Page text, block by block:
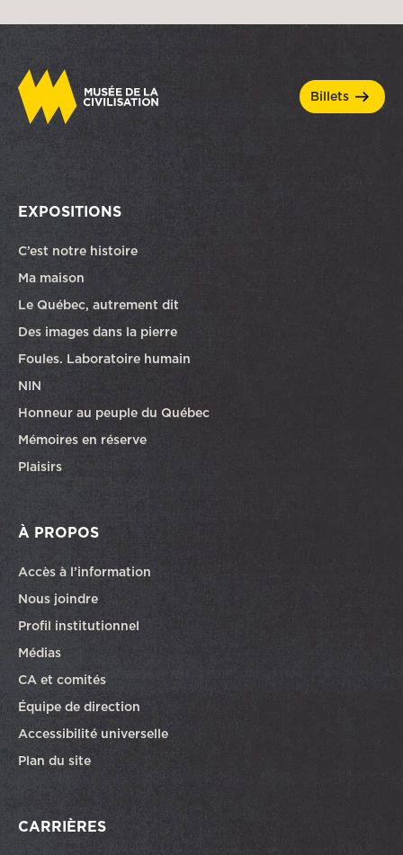
billets
EXPOSITIONS
C’est notre histoire
Ma maison
Le Québec, autrement dit
Des images dans la pierre
Foules. Laboratoire humain
NIN
Honneur au peuple du Québec
Mémoires en réserve
Plaisirs
À PROPOS
Accès à l’information
Nous joindre
Profil institutionnel
Médias
CA et comités
Équipe de direction
Accessibilité universelle
Plan du site
CARRIÈRES